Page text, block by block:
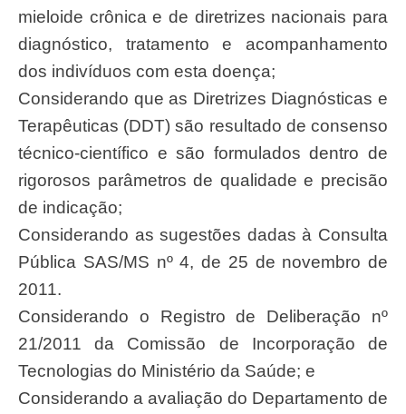
mieloide crônica e de diretrizes nacionais para
diagnóstico, tratamento e acompanhamento
dos indivíduos com esta doença;
Considerando que as Diretrizes Diagnósticas e
Terapêuticas (DDT) são resultado de consenso
técnico-científico e são formulados dentro de
rigorosos parâmetros de qualidade e precisão
de indicação;
Considerando as sugestões dadas à Consulta
Pública SAS/MS nº 4, de 25 de novembro de
2011.
Considerando o Registro de Deliberação nº
21/2011 da Comissão de Incorporação de
Tecnologias do Ministério da Saúde; e
Considerando a avaliação do Departamento de